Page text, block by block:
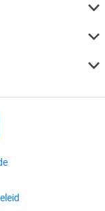
Weken lang regen